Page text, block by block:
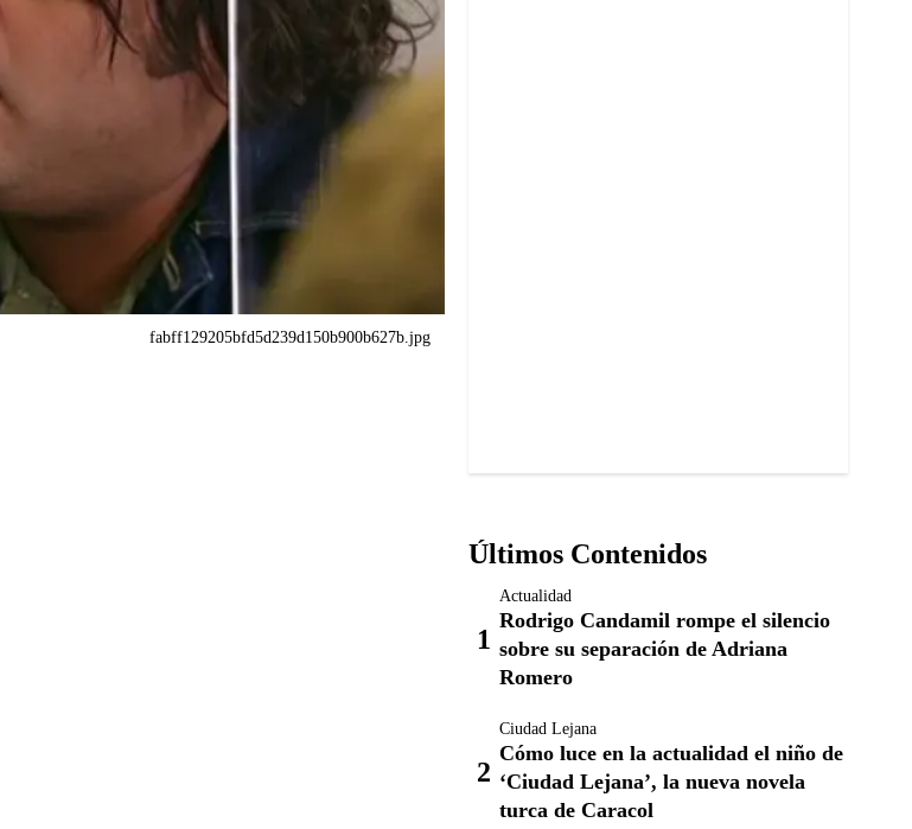
fabff129205bfd5d239d150b900b627b.jpg
Últimos Contenidos
Actualidad
Rodrigo Candamil rompe el silencio
sobre su separación de Adriana
Romero
Ciudad Lejana
Cómo luce en la actualidad el niño de
‘Ciudad Lejana’, la nueva novela
turca de Caracol